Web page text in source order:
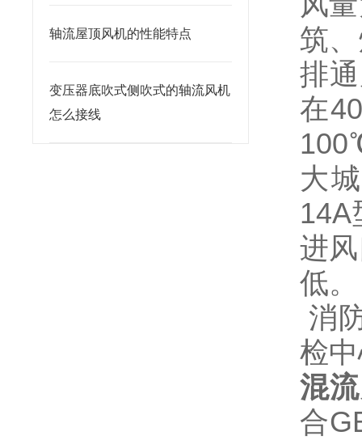
轴流屋顶风机的性能特点
变压器底吹式侧吹式的轴流风机
怎么接线
筑
排
在
大
14A
进
低。
消
检
混
合